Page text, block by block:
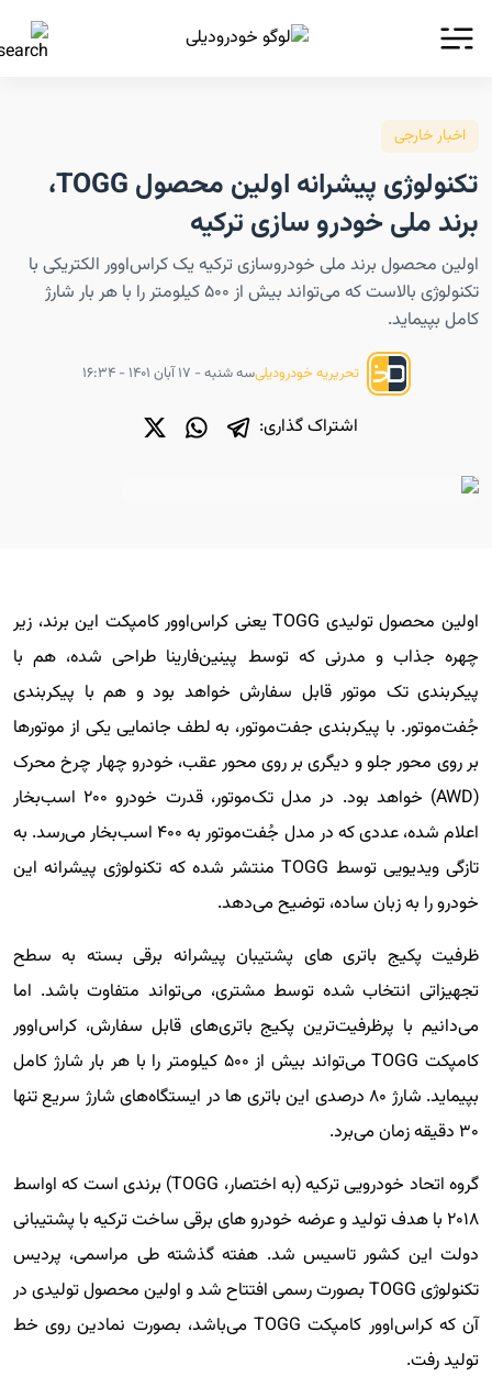
اخبار خارجی
تکنولوژی پیشرانه اولین محصول TOGG،
برند ملی خودرو سازی ترکیه
اولین محصول برند ملی خودروسازی ترکیه یک کراس‌اوور الکتریکی با
تکنولوژی بالاست که می‌تواند بیش از ۵۰۰ کیلومتر را با هر بار شارژ
کامل بپیماید.
تحریریه خودرودیلیسه شنبه - ۱۷ آبان ۱۴۰۱ - ۱۶:۳۴
اشتراک گذاری:
اولین محصول تولیدی TOGG یعنی کراس‌اوور کامپکت این برند، زیر
چهره جذاب و مدرنی که توسط پینین‌فارینا طراحی شده، هم با
پیکربندی تک موتور قابل سفارش خواهد بود و هم با پیکربندی
جُفت‌موتور. با پیکربندی جفت‌موتور، به لطف جانمایی یکی از موتورها
بر روی محور جلو و دیگری بر روی محور عقب، خودرو چهار چرخ محرک
(AWD) خواهد بود. در مدل تک‌موتور، قدرت خودرو ۲۰۰ اسب‌بخار
اعلام شده، عددی که در مدل جُفت‌موتور به ۴۰۰ اسب‌بخار می‌رسد. به
تازگی ویدیویی توسط TOGG منتشر شده که تکنولوژی پیشرانه این
خودرو را به زبان ساده، توضیح می‌دهد.
ظرفیت پکیج باتری های پشتیبان پیشرانه برقی بسته به سطح
تجهیزاتی انتخاب شده توسط مشتری، می‌تواند متفاوت باشد. اما
می‌دانیم با پرظرفیت‌ترین پکیج باتری‌های قابل سفارش، کراس‌اوور
کامپکت TOGG می‌تواند بیش از ۵۰۰ کیلومتر را با هر بار شارژ کامل
بپیماید. شارژ ۸۰ درصدی این باتری ها در ایستگاه‌های شارژ سریع تنها
۳۰ دقیقه زمان می‌برد.
گروه اتحاد خودرویی ترکیه (به اختصار، TOGG) برندی است که اواسط
۲۰۱۸ با هدف تولید و عرضه خودرو های برقی ساخت ترکیه با پشتیبانی
دولت این کشور تاسیس شد. هفته گذشته طی مراسمی، پردیس
تکنولوژی TOGG بصورت رسمی افتتاح شد و اولین محصول تولیدی در
آن که کراس‌اوور کامپکت TOGG می‌باشد، بصورت نمادین روی خط
تولید رفت.